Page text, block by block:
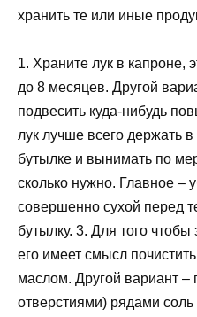
хранить те или иные
1. Храните лук в капроне,
до 8 месяцев. Другой
подвесить куда-нибудь
лук лучше всего держать
бутылке и вынимать по
сколько нужно. Главное –
совершенно сухой перед
бутылку. 3. Для того чтобы
его имеет смысл
маслом. Другой вариант
отверстиями) рядами